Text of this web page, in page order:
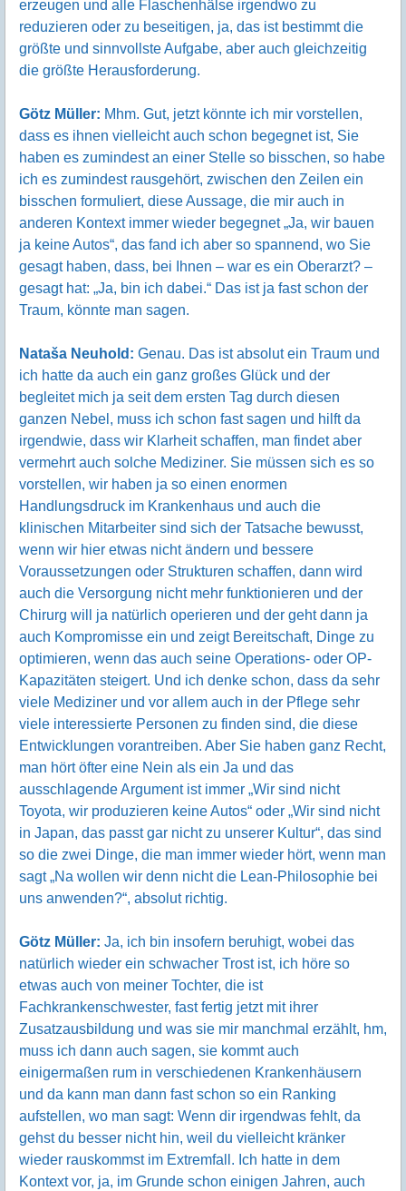
erzeugen und alle Flaschenhälse irgendwo zu
reduzieren oder zu beseitigen, ja, das ist bestimmt die
größte und sinnvollste Aufgabe, aber auch gleichzeitig
die größte Herausforderung.
Götz Müller: Mhm. Gut, jetzt könnte ich mir vorstellen,
dass es ihnen vielleicht auch schon begegnet ist, Sie
haben es zumindest an einer Stelle so bisschen, so habe
ich es zumindest rausgehört, zwischen den Zeilen ein
bisschen formuliert, diese Aussage, die mir auch in
anderen Kontext immer wieder begegnet „Ja, wir bauen
ja keine Autos“, das fand ich aber so spannend, wo Sie
gesagt haben, dass, bei Ihnen – war es ein Oberarzt? –
gesagt hat: „Ja, bin ich dabei.“ Das ist ja fast schon der
Traum, könnte man sagen.
Nataša Neuhold: Genau. Das ist absolut ein Traum und
ich hatte da auch ein ganz großes Glück und der
begleitet mich ja seit dem ersten Tag durch diesen
ganzen Nebel, muss ich schon fast sagen und hilft da
irgendwie, dass wir Klarheit schaffen, man findet aber
vermehrt auch solche Mediziner. Sie müssen sich es so
vorstellen, wir haben ja so einen enormen
Handlungsdruck im Krankenhaus und auch die
klinischen Mitarbeiter sind sich der Tatsache bewusst,
wenn wir hier etwas nicht ändern und bessere
Voraussetzungen oder Strukturen schaffen, dann wird
auch die Versorgung nicht mehr funktionieren und der
Chirurg will ja natürlich operieren und der geht dann ja
auch Kompromisse ein und zeigt Bereitschaft, Dinge zu
optimieren, wenn das auch seine Operations- oder OP-
Kapazitäten steigert. Und ich denke schon, dass da sehr
viele Mediziner und vor allem auch in der Pflege sehr
viele interessierte Personen zu finden sind, die diese
Entwicklungen vorantreiben. Aber Sie haben ganz Recht,
man hört öfter eine Nein als ein Ja und das
ausschlagende Argument ist immer „Wir sind nicht
Toyota, wir produzieren keine Autos“ oder „Wir sind nicht
in Japan, das passt gar nicht zu unserer Kultur“, das sind
so die zwei Dinge, die man immer wieder hört, wenn man
sagt „Na wollen wir denn nicht die Lean-Philosophie bei
uns anwenden?“, absolut richtig.
Götz Müller: Ja, ich bin insofern beruhigt, wobei das
natürlich wieder ein schwacher Trost ist, ich höre so
etwas auch von meiner Tochter, die ist
Fachkrankenschwester, fast fertig jetzt mit ihrer
Zusatzausbildung und was sie mir manchmal erzählt, hm,
muss ich dann auch sagen, sie kommt auch
einigermaßen rum in verschiedenen Krankenhäusern
und da kann man dann fast schon so ein Ranking
aufstellen, wo man sagt: Wenn dir irgendwas fehlt, da
gehst du besser nicht hin, weil du vielleicht kränker
wieder rauskommst im Extremfall. Ich hatte in dem
Kontext vor, ja, im Grunde schon einigen Jahren, auch